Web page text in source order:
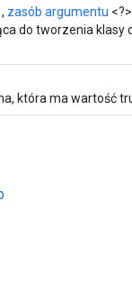
, zasób argumentu
do tworzenia klasy
która ma wartość